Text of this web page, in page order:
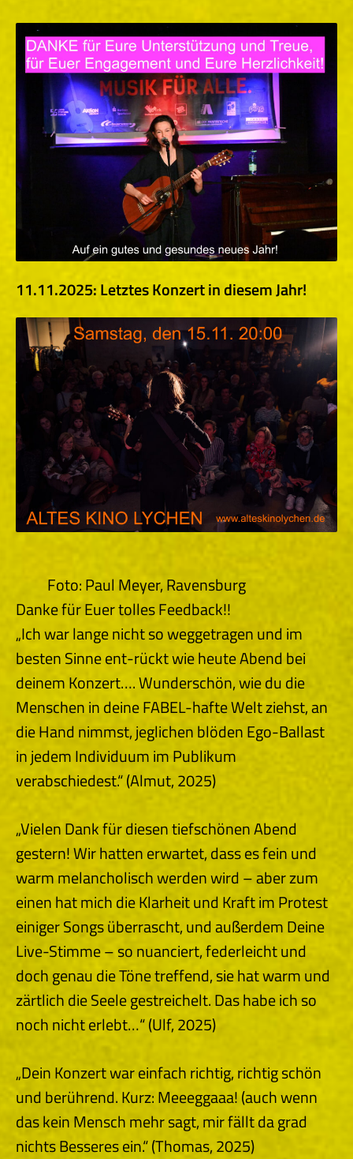
11.11.2025: Letztes Konzert in diesem Jahr!
Foto: Paul Meyer, Ravensburg
Danke für Euer tolles Feedback!!
„Ich war lange nicht so weggetragen und im
besten Sinne ent-rückt wie heute Abend bei
deinem Konzert…. Wunderschön, wie du die
Menschen in deine FABEL-hafte Welt ziehst, an
die Hand nimmst, jeglichen blöden Ego-Ballast
in jedem Individuum im Publikum
verabschiedest.“ (Almut, 2025)
„Vielen Dank für diesen tiefschönen Abend
gestern! Wir hatten erwartet, dass es fein und
warm melancholisch werden wird – aber zum
einen hat mich die Klarheit und Kraft im Protest
einiger Songs überrascht, und außerdem Deine
Live-Stimme – so nuanciert, federleicht und
doch genau die Töne treffend, sie hat warm und
zärtlich die Seele gestreichelt. Das habe ich so
noch nicht erlebt…“ (Ulf, 2025)
„Dein Konzert war einfach richtig, richtig schön
und berührend. Kurz: Meeeggaaa! (auch wenn
das kein Mensch mehr sagt, mir fällt da grad
nichts Besseres ein.“ (Thomas, 2025)